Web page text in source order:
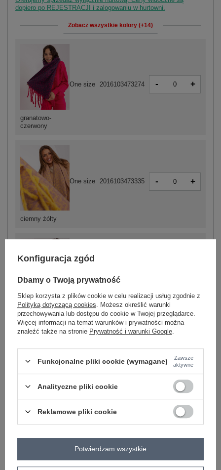
dopiero po REJESTRACJI i zalogowaniu w hurtowni.
Zobacz wszystkie kolory (+14)
ciemny żółty
One size 2016103473335 - +
zielony
One size 2016103473342 +
granatowo-
czerwony
One size 2016103473274 - +
ZALOGUJ SIĘ I ZOBACZ CENĘ
Konfiguracja zgód
Dbamy o Twoją prywatność
Sklep korzysta z plików cookie w celu realizacji usług zgodnie z
Polityką dotyczącą cookies . Możesz określić warunki
przechowywania lub dostępu do cookie w Twojej przeglądarce.
Więcej informacji na temat warunków i prywatności można
znaleźć także na stronie Prywatność i warunki Google
Funkcjonalne pliki cookie (wymagane)
Zawsze
aktywne
Analityczne pliki cookie
Reklamowe pliki cookie
Potwierdzam wszystkie